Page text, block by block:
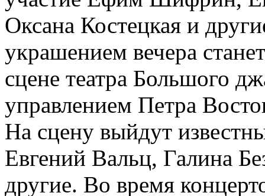
Оксана Костецкая и
украшением вечера
сцене театра Большого
управлением Петра
На сцену выйдут
Евгений Вальц, Галина
другие. Во время